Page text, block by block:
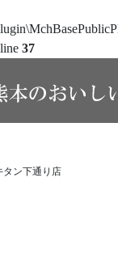
37
タン下通り店